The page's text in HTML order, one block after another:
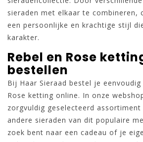
sieraden met elkaar te combineren,
een persoonlijke en krachtige stijl
karakter.
Rebel en Rose
bestellen
Bij Haar Sieraad bestel je
Rose ketting online. In onze
zorgvuldig geselecteerd
andere sieraden van dit populaire
zoek bent naar een cadeau of je